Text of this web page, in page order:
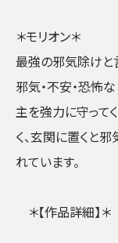
＊モリオン＊
最強の邪気除けと
邪気・不安・恐怖
主を強力に守って
く、玄関に置くと
れています。
＊【作品詳細】＊